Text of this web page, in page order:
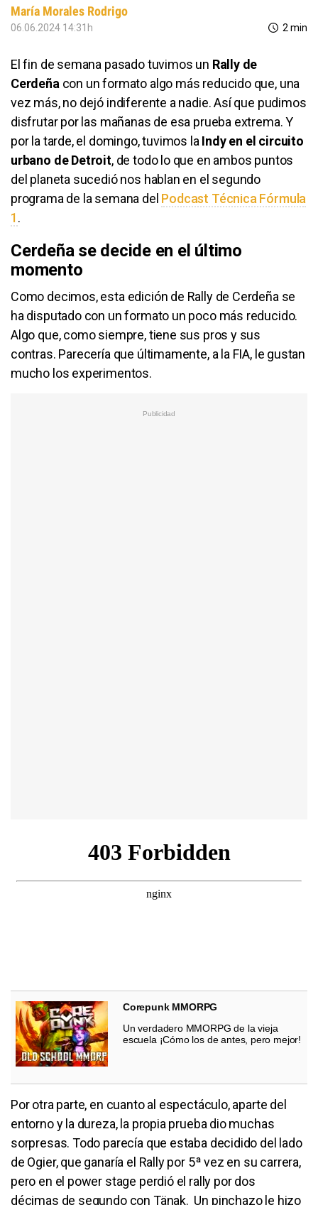
María Morales Rodrigo
06.06.2024 14:31h 2 min
El fin de semana pasado tuvimos un Rally de
Cerdeña con un formato algo más reducido que, una
vez más, no dejó indiferente a nadie. Así que pudimos
disfrutar por las mañanas de esa prueba extrema. Y
por la tarde, el domingo, tuvimos la Indy en el circuito
urbano de Detroit, de todo lo que en ambos puntos
del planeta sucedió nos hablan en el segundo
programa de la semana del Podcast Técnica Fórmula
1.
Cerdeña se decide en el último
momento
Como decimos, esta edición de Rally de Cerdeña se
ha disputado con un formato un poco más reducido.
Algo que, como siempre, tiene sus pros y sus
contras. Parecería que últimamente, a la FIA, le gustan
mucho los experimentos.
Corepunk MMORPG
Un verdadero MMORPG de la vieja
escuela ¡Cómo los de antes, pero mejor!
Por otra parte, en cuanto al espectáculo, aparte del
entorno y la dureza, la propia prueba dio muchas
sorpresas. Todo parecía que estaba decidido del lado
de Ogier, que ganaría el Rally por 5ª vez en su carrera,
pero en el power stage perdió el rally por dos
décimas de segundo con Tänak. Un pinchazo le hizo